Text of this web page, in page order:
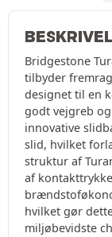
Bridgestone
tilbyder
designet til en
godt vejgreb
innovative
slid, hvilket
struktur af
af
hvilket gør
miljøbevidste